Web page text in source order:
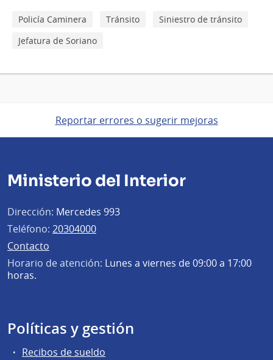
Policía Caminera Tránsito
Siniestro de tránsito
Jefatura de Soriano
Reportar errores o sugerir mejoras
Ministerio del Interior
Dirección: Mercedes 993
Teléfono: 20304000
Contacto
Horario de atención: Lunes a viernes de 09:00 a 17:00
horas.
Políticas y gestión
Recibos de sueldo